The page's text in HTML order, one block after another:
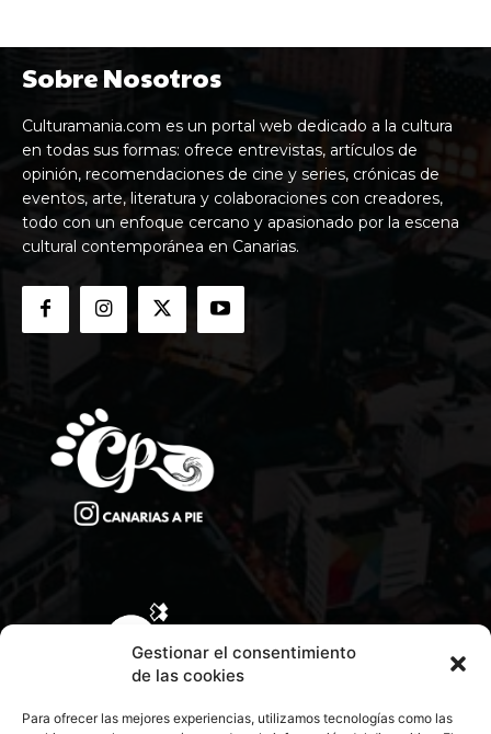
Gestionar el consentimiento
de las cookies
Para ofrecer las mejores experiencias, utilizamos tecnologías como las
Sobre Nosotros
Culturamania.com es un portal web dedicado a la cultura
en todas sus formas: ofrece entrevistas, artículos de
opinión, recomendaciones de cine y series, crónicas de
eventos, arte, literatura y colaboraciones con creadores,
todo con un enfoque cercano y apasionado por la escena
cultural contemporánea en Canarias.